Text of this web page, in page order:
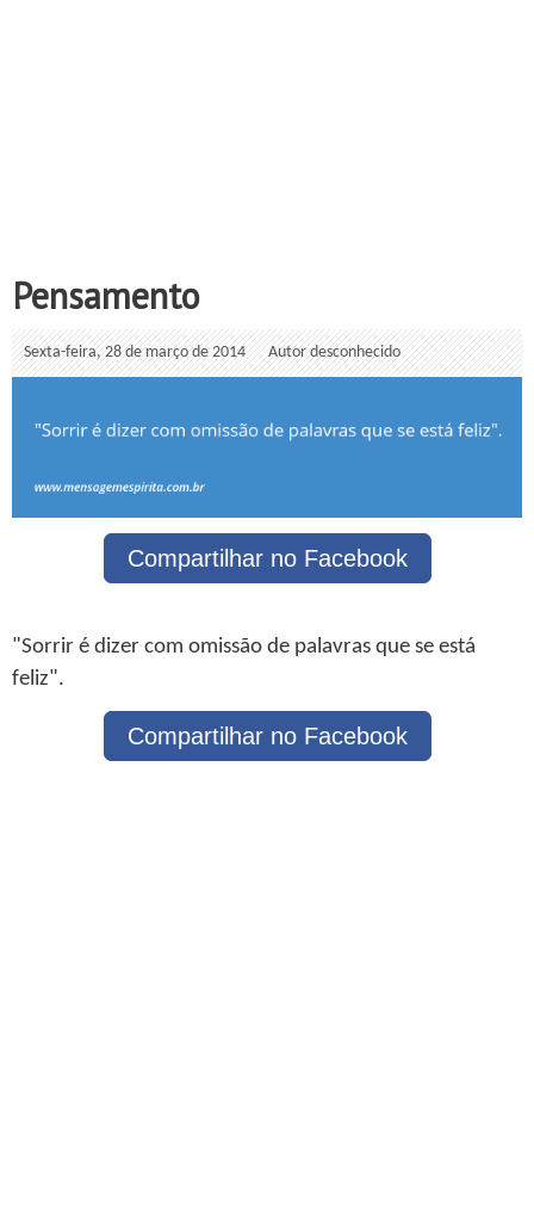
Pensamento
Sexta-feira, 28 de março de 2014 Autor desconhecido
Compartilhar no Facebook
"Sorrir é dizer com omissão de palavras que se está
feliz".
Compartilhar no Facebook